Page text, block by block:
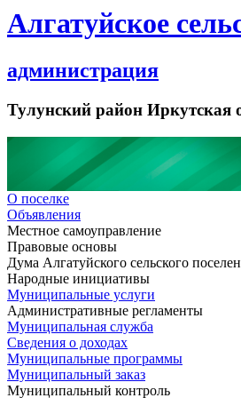
Алгатуйское
администрация
Тулунский район Иркутская
О поселке
Объявления
Местное самоуправление
Правовые основы
Дума Алгатуйского сельского
Народные инициативы
Муниципальные услуги
Административные регламенты
Муниципальная служба
Сведения о доходах
Муниципальные программы
Муниципальный заказ
Муниципальный контроль